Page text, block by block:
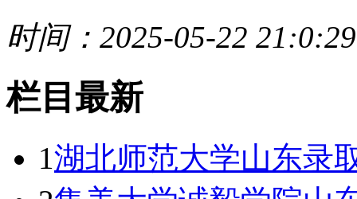
时间：2025-05-22 21:0:29
栏目最新
1湖北师范大学山东录